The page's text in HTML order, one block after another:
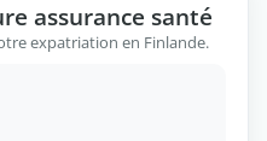
assurance santé
expatriation en Finlande.